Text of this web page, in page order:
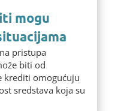
mogu
pristupa
biti od
krediti omogućuju
sredstava koja su